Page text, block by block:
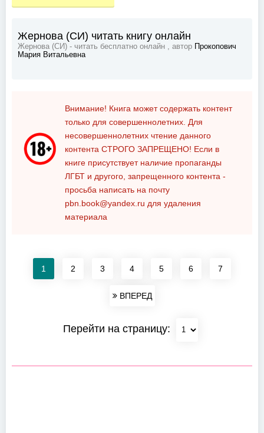
Жернова (СИ) читать книгу онлайн
Жернова (СИ) - читать бесплатно онлайн , автор Прокопович
Мария Витальевна
Внимание! Книга может содержать контент
только для совершеннолетних. Для
несовершеннолетних чтение данного
контента СТРОГО ЗАПРЕЩЕНО! Если в
книге присутствует наличие пропаганды
ЛГБТ и другого, запрещенного контента -
просьба написать на почту
pbn.book@yandex.ru для удаления
материала
1 2 3 4 5 6 7
ВПЕРЕД
Перейти на страницу: